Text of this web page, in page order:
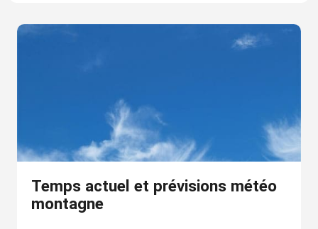
Temps actuel et prévisions météo
montagne